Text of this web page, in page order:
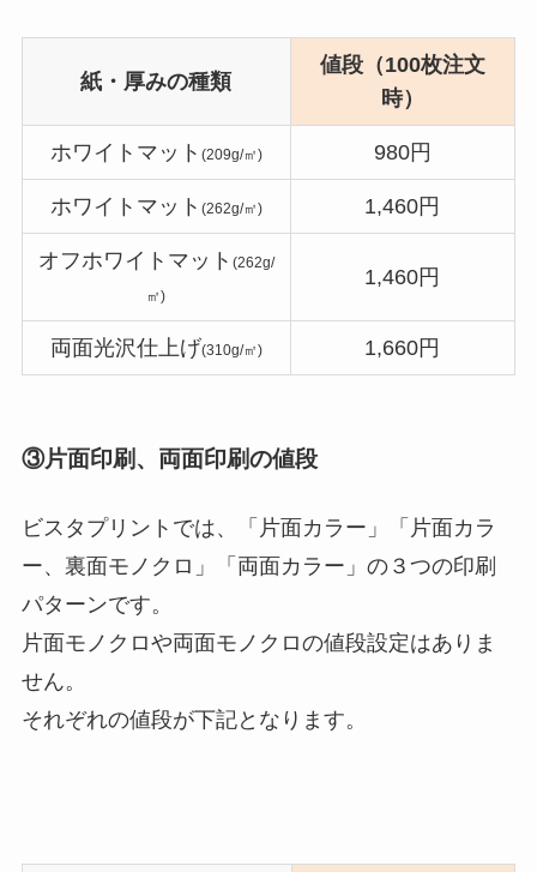
紙・厚みの種類
値段（100枚注文
時）
ホワイトマット (209g/㎡) 980円
ホワイトマット (262g/㎡) 1,460円
オフホワイトマット (262g/
㎡)
1,460円
両面光沢仕上げ(310g/㎡) 1,660円
③片面印刷、両面印刷の値段
ビスタプリントでは、「片面カラー」「片面カラ
ー、裏面モノクロ」「両面カラー」の３つの印刷
パターンです。
片面モノクロや両面モノクロの値段設定はありま
せん。
それぞれの値段が下記となります。